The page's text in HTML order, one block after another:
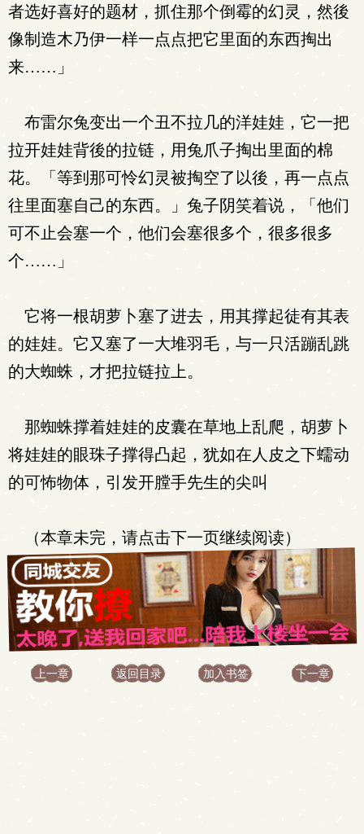
者选好喜好的题材，抓住那个倒霉的幻灵，然後
像制造木乃伊一样一点点把它里面的东西掏出
来……」
布雷尔兔变出一个丑不拉几的洋娃娃，它一把
拉开娃娃背後的拉链，用兔爪子掏出里面的棉
花。「等到那可怜幻灵被掏空了以後，再一点点
往里面塞自己的东西。」兔子阴笑着说，「他们
可不止会塞一个，他们会塞很多个，很多很多
个……」
它将一根胡萝卜塞了进去，用其撑起徒有其表
的娃娃。它又塞了一大堆羽毛，与一只活蹦乱跳
的大蜘蛛，才把拉链拉上。
那蜘蛛撑着娃娃的皮囊在草地上乱爬，胡萝卜
将娃娃的眼珠子撑得凸起，犹如在人皮之下蠕动
的可怖物体，引发开膛手先生的尖叫
（本章未完，请点击下一页继续阅读）
上一章 返回目录 加入书签 下一章